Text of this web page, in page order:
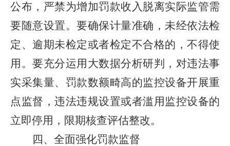
公布，严禁为增加罚款收入脱离实际监管需
要随意设置。要确保计量准确，未经依法检
定、逾期未检定或者检定不合格的，不得使
用。要充分运用大数据分析研判，对违法事
实采集量、罚款数额畸高的监控设备开展重
点监督，违法违规设置或者滥用监控设备的
立即停用，限期核查评估整改。
四、全面强化罚款监督